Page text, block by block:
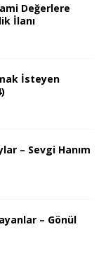
Değerlere
İlanı
İsteyen
– Sevgi Hanım
– Gönül